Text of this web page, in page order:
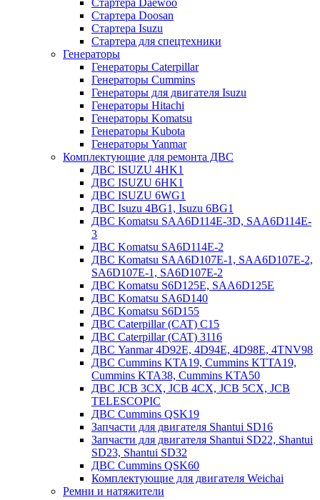
Стартера Doosan
Стартера Isuzu
Стартера для спецтехники
Генераторы
Генераторы Caterpillar
Генераторы Cummins
Генераторы для двигателя Isuzu
Генераторы Hitachi
Генераторы Komatsu
Генераторы Kubota
Генераторы Yanmar
Комплектующие для ремонта ДВС
ДВС ISUZU 4HK1
ДВС ISUZU 6HK1
ДВС ISUZU 6WG1
ДВС Isuzu 4BG1, Isuzu 6BG1
ДВС Komatsu SAA6D114E-3D, SAA6D114E-
3
ДВС Komatsu SA6D114E-2
ДВС Komatsu SAA6D107E-1, SAA6D107E-2,
SA6D107E-1, SA6D107E-2
ДВС Komatsu S6D125E, SAA6D125E
ДВС Komatsu SA6D140
ДВС Komatsu S6D155
ДВС Caterpillar (CAT) C15
ДВС Caterpillar (CAT) 3116
ДВС Yanmar 4D92E, 4D94E, 4D98E, 4TNV98
ДВС Cummins KTA19, Cummins KTTA19,
Cummins KTA38, Cummins KTA50
ДВС JCB 3CX, JCB 4CX, JCB 5CX, JCB
TELESCOPIC
ДВС Cummins QSK19
Запчасти для двигателя Shantui SD16
Запчасти для двигателя Shantui SD22, Shantui
SD23, Shantui SD32
ДВС Cummins QSK60
Комплектующие для двигателя Weichai
Ремни и натяжители